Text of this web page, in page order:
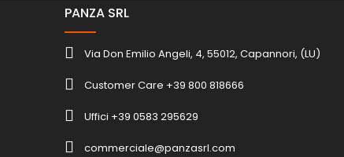
PANZA SRL
Via Don Emilio Angeli, 4, 55012, Capannori, (LU)
Customer Care +39 800 818666
Uffici +39 0583 295629
commerciale@panzasrl.com